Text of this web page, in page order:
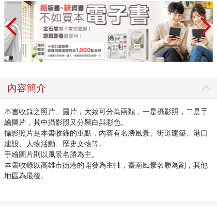
內容簡介
本書收錄之照片、圖片，大致可分為兩類，一是攝影照，二是手
繪圖片，其中攝影照又分黑白與彩色。
攝影照片是本書收錄的重點，內容有名勝風景、街道建築、港口
建設、人物活動、歷史文物等。
手繪圖片則以風景名勝為主。
本書收錄以高雄市街港的開發為主軸，臺南風景名勝為副，其他
地區為最後。